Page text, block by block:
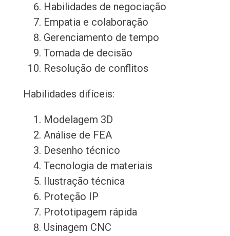
Habilidades de negociação
Empatia e colaboração
Gerenciamento de tempo
Tomada de decisão
Resolução de conflitos
Habilidades difíceis:
Modelagem 3D
Análise de FEA
Desenho técnico
Tecnologia de materiais
Ilustração técnica
Proteção IP
Prototipagem rápida
Usinagem CNC